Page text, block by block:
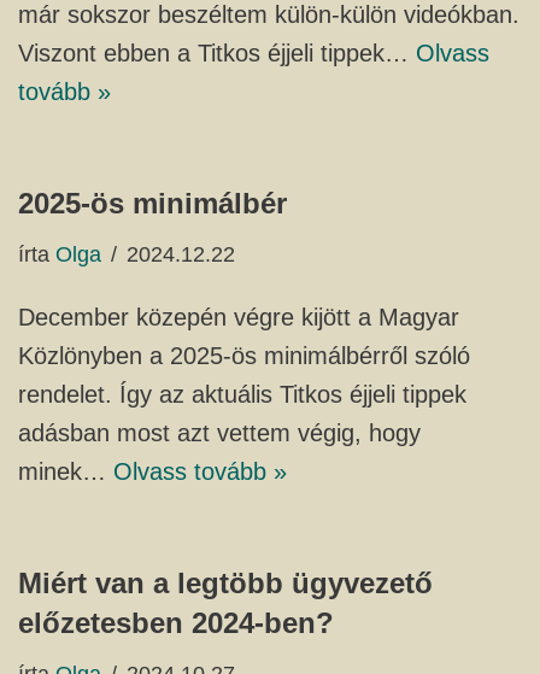
már sokszor beszéltem külön-külön videókban.
Viszont ebben a Titkos éjjeli tippek… Olvass
tovább »
2025-ös minimálbér
írta Olga 2024.12.22
December közepén végre kijött a Magyar
Közlönyben a 2025-ös minimálbérről szóló
rendelet. Így az aktuális Titkos éjjeli tippek
adásban most azt vettem végig, hogy
minek… Olvass tovább »
Miért van a legtöbb ügyvezető
előzetesben 2024-ben?